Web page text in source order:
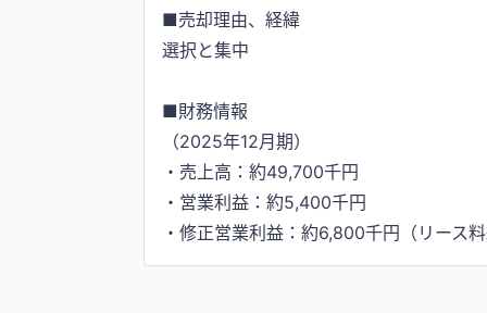
■売却理由、経緯
選択と集中
■財務情報
（2025年12月期）
・売上高：約49,700千円
・営業利益：約5,400千円